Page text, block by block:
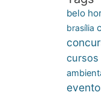
belo
brasília
cursos